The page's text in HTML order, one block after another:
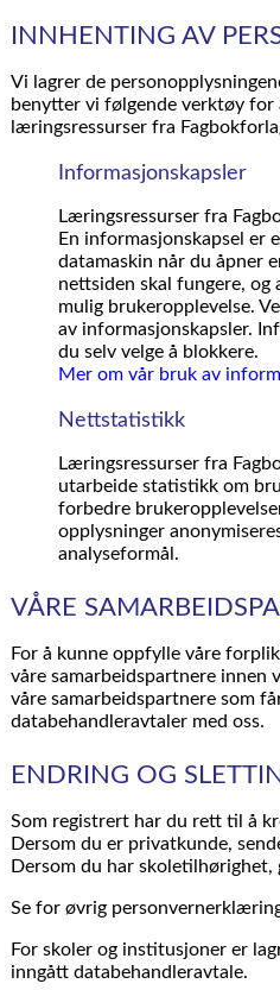
INNHENTING AV
Vi lagrer de
benytter vi følgende verktøy for
læringsressurser fra
Informasjonskapsler
Læringsressurser fra
En informasjonskapsel er
datamaskin når du åpner
nettsiden skal fungere, og
mulig brukeropplevelse.
av informasjonskapsler.
du selv velge å blokkere.
Mer om vår bruk av
Nettstatistikk
Læringsressurser fra
utarbeide statistikk om
forbedre
opplysninger
analyseformål.
VÅRE
For å kunne oppfylle våre
våre samarbeidspartnere innen
våre samarbeidspartnere som
databehandleravtaler med oss.
ENDRING OG
Som registrert har du rett til å
Dersom du er privatkunde,
Dersom du har skoletilhørighet,
Se for øvrig
For skoler og institusjoner er
inngått databehandleravtale.